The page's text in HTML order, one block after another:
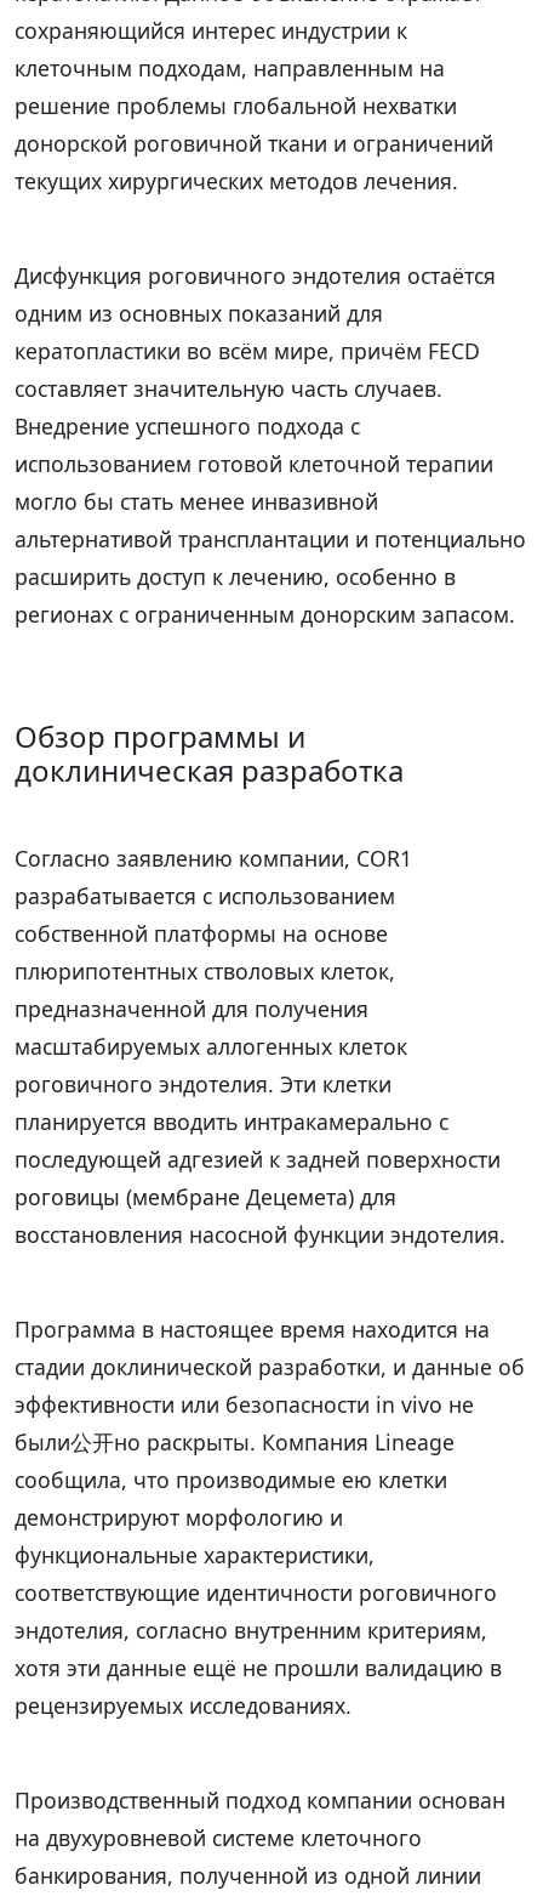
сохраняющийся интерес индустрии к
клеточным подходам, направленным на
решение проблемы глобальной нехватки
донорской роговичной ткани и ограничений
текущих хирургических методов лечения.
Дисфункция роговичного эндотелия остаётся
одним из основных показаний для
кератопластики во всём мире, причём FECD
составляет значительную часть случаев.
Внедрение успешного подхода с
использованием готовой клеточной терапии
могло бы стать менее инвазивной
альтернативой трансплантации и потенциально
расширить доступ к лечению, особенно в
регионах с ограниченным донорским запасом.
Обзор программы и
доклиническая разработка
Согласно заявлению компании, COR1
разрабатывается с использованием
собственной платформы на основе
плюрипотентных стволовых клеток,
предназначенной для получения
масштабируемых аллогенных клеток
роговичного эндотелия. Эти клетки
планируется вводить интракамерально с
последующей адгезией к задней поверхности
роговицы (мембране Децемета) для
восстановления насосной функции эндотелия.
Программа в настоящее время находится на
стадии доклинической разработки, и данные об
эффективности или безопасности in vivo не
были公开но раскрыты. Компания Lineage
сообщила, что производимые ею клетки
демонстрируют морфологию и
функциональные характеристики,
соответствующие идентичности роговичного
эндотелия, согласно внутренним критериям,
хотя эти данные ещё не прошли валидацию в
рецензируемых исследованиях.
Производственный подход компании основан
на двухуровневой системе клеточного
банкирования, полученной из одной линии